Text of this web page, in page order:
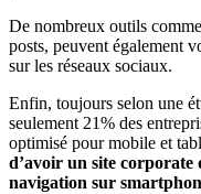
De nombreux outils
posts, peuvent également
sur les réseaux sociaux.
Enfin, toujours selon une
seulement 21% des
optimisé pour mobile et
d’avoir un site corporate
navigation sur